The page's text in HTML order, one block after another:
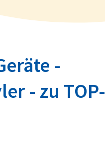
-
- zu TOP-